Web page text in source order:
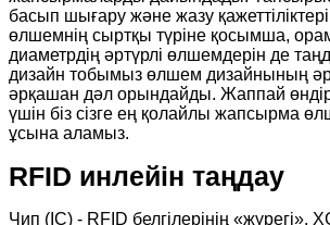
басып шығару және жазу
өлшемнің сыртқы түріне қосымша,
диаметрдің әртүрлі өлшемдерін де
дизайн тобымыз өлшем дизайнының
әрқашан дәл орындайды. Жаппай
үшін біз сізге ең қолайлы жапсырма
ұсына аламыз.
RFID инлейін таңдау
Чип (IC) - RFID белгілерінің «жүрегі».